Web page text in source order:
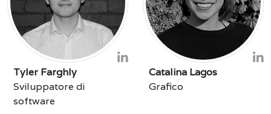
Tyler Farghly
Sviluppatore di
software
Catalina Lagos
Grafico